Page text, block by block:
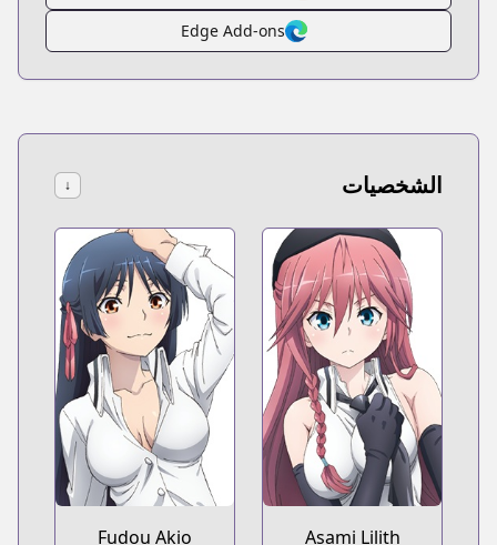
Edge Add-ons
الشخصيات ↓
Asami Lilith
Fudou Akio